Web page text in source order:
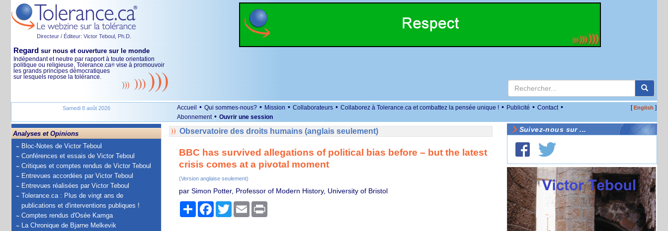
Directeur / Éditeur: Victor Teboul, Ph.D.
Regard sur nous et ouverture sur le monde
Indépendant et neutre par rapport à toute orientation
politique ou religieuse, Tolerance.ca® vise à promouvoir
les grands principes démocratiques
sur lesquels repose la tolérance.
Samedi 8 août 2026 Accueil • Qui sommes-nous? • Mission • Collaborateurs • Collaborez à Tolerance.ca et combattez la pensée unique ! • Publicité • Contact •
Abonnement • Ouvrir une session
[English ]
Analyses et Opinions
Bloc-Notes de Victor Teboul
Conférences et essais de Victor Teboul
Critiques et comptes rendus de Victor Teboul
Entrevues accordées par Victor Teboul
Entrevues réalisées par Victor Teboul
Tolerance.ca : Plus de vingt ans de
publications et d'interventions publiques !
Comptes rendus d'Osée Kamga
La Chronique de Bjarne Melkevik
Observatoire des droits humains (anglais seulement)
BBC has survived allegations of political bias before – but the latest
crisis comes at a pivotal moment
(Version anglaise seulement)
par Simon Potter, Professor of Modern History, University of Bristol
PartagerFacebook
TwitterEmail Print
Suivez-nous sur ...